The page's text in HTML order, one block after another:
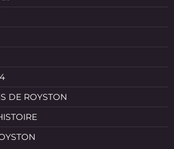
DE ROYSTON